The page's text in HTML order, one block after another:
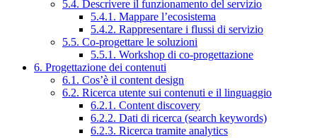
5.4. Descrivere il funzionamento del servizio
5.4.1. Mappare l’ecosistema
5.4.2. Rappresentare i flussi di servizio
5.5. Co-progettare le soluzioni
5.5.1. Workshop di co-progettazione
6. Progettazione dei contenuti
6.1. Cos’è il content design
6.2. Ricerca utente sui contenuti e il linguaggio
6.2.1. Content discovery
6.2.2. Dati di ricerca (search keywords)
6.2.3. Ricerca tramite analytics